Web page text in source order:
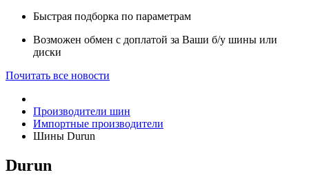
Быстрая подборка по параметрам
Возможен обмен с доплатой за Ваши б/у шины или
диски
Почитать все новости
Производители шин
Импортные производители
Шины Durun
Durun